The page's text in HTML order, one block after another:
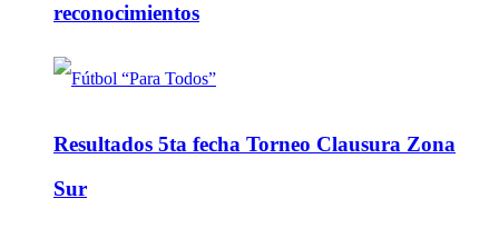
reconocimientos
Resultados 5ta fecha Torneo Clausura Zona
Sur